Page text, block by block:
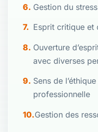
Gestion du
Esprit critique et
Ouverture
avec diverses
Sens de
professionnelle
Gestion des